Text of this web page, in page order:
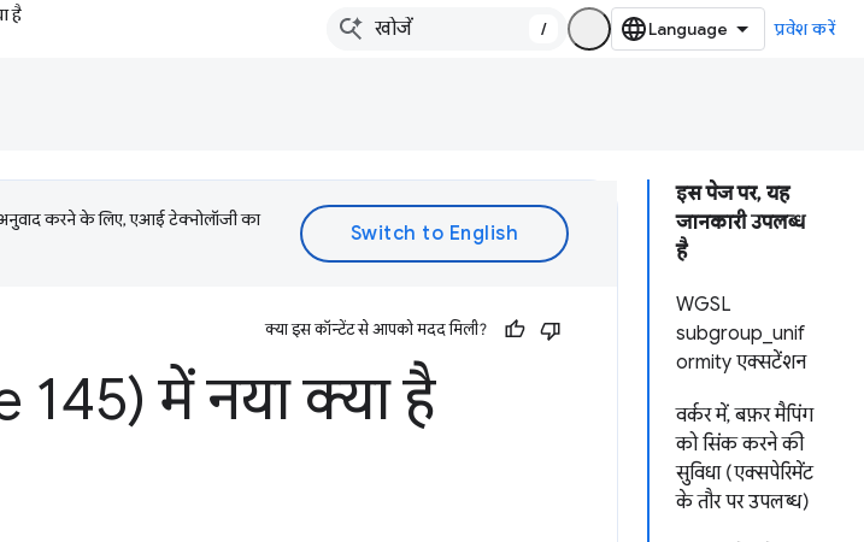
है
/ प्रवेश करें
इस पेज पर, यह
जानकारी उपलब्ध
है
WGSL
subgroup_unif
ormity एक्सटेंशन
वर्कर में, बफ़र मैपिंग
को सिंक करने की
सुविधा (एक्सपेरिमेंट
के तौर पर उपलब्ध)
करने के लिए, एआई टेक्नोलॉजी का
क्या इस कॉन्टेंट से आपको मदद मिली?
145) में नया क्या है